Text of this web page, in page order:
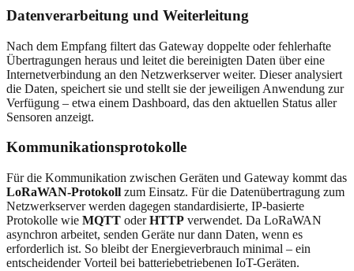
Datenverarbeitung und Weiterleitung
Nach dem Empfang filtert das Gateway doppelte oder fehlerhafte
Übertragungen heraus und leitet die bereinigten Daten über eine
Internetverbindung an den Netzwerkserver weiter. Dieser analysiert
die Daten, speichert sie und stellt sie der jeweiligen Anwendung zur
Verfügung – etwa einem Dashboard, das den aktuellen Status aller
Sensoren anzeigt.
Kommunikationsprotokolle
Für die Kommunikation zwischen Geräten und Gateway kommt das
LoRaWAN-Protokoll zum Einsatz. Für die Datenübertragung zum
Netzwerkserver werden dagegen standardisierte, IP-basierte
Protokolle wie MQTT oderHTTP verwendet. Da LoRaWAN
asynchron arbeitet, senden Geräte nur dann Daten, wenn es
erforderlich ist. So bleibt der Energieverbrauch minimal – ein
entscheidender Vorteil bei batteriebetriebenen IoT-Geräten.